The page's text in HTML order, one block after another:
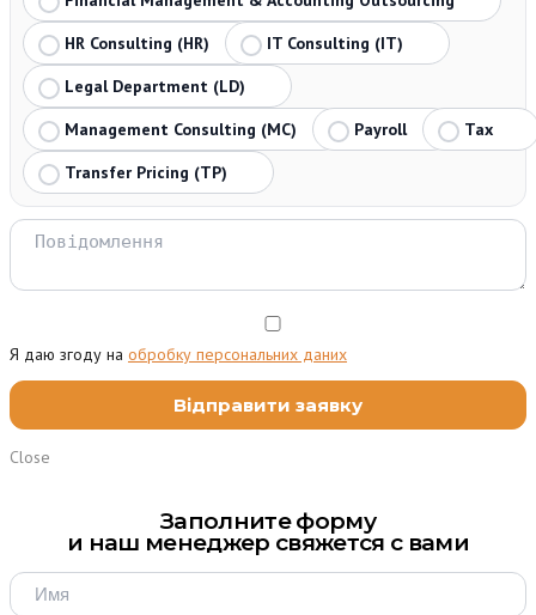
HR Consulting (HR)
IT Consulting (IT)
Legal Department (LD)
Management Consulting (MC)
Payroll
Tax
Transfer Pricing (TP)
Я даю згоду на обробку персональних даних
Close
Заполните форму
и наш менеджер свяжется с вами